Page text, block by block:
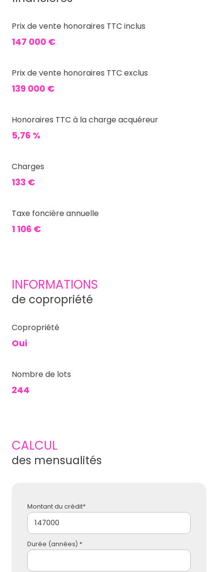
Prix de vente honoraires TTC inclus
147 000 €
Prix de vente honoraires TTC exclus
139 000 €
Honoraires TTC à la charge acquéreur
5,76 %
Charges
133 €
Taxe foncière annuelle
1 106 €
INFORMATIONS
de copropriété
Copropriété
Oui
Nombre de lots
244
CALCUL
des mensualités
Montant du crédit*
Durée (années) *